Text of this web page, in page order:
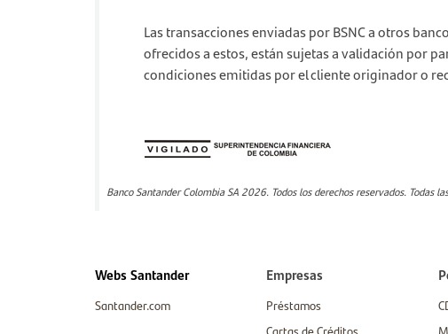
Las transacciones enviadas por BSNC a otros
ofrecidos a estos, están sujetas a validación por
condiciones emitidas por el cliente originador o
Banco Santander Colombia SA 2026. Todos los derechos reservados. Todas
Webs Santander
Santander.com
Empresas
Préstamos
Cartas de Créditos